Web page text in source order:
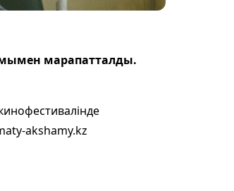
марапатталды.
akshamy.kz